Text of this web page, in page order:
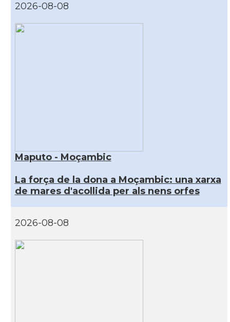
2026-08-08
Maputo - Moçambic
La força de la dona a Moçambic: una xarxa
de mares d'acollida per als nens orfes
2026-08-08